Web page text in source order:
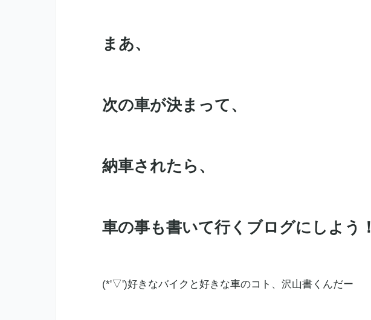
まあ、
次の車が決まって、
納車されたら、
車の事も書いて行くブログにしよう！
(*'▽')好きなバイクと好きな車のコト、沢山書くんだー